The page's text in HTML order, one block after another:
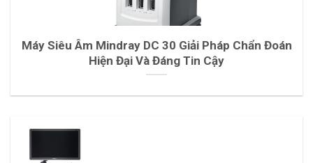
Máy Siêu Âm Mindray DC 30 Giải Pháp Chẩn Đoán
Hiện Đại Và Đáng Tin Cậy